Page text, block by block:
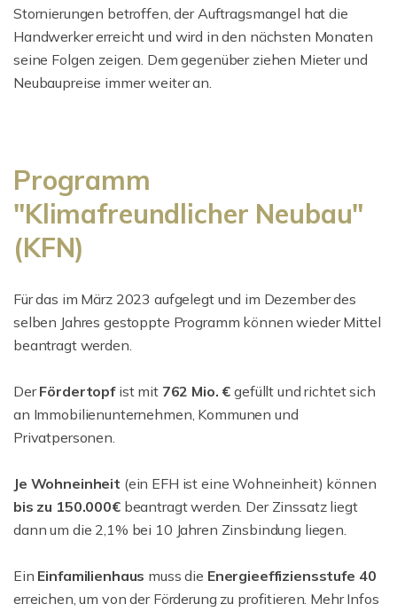
Stornierungen betroffen, der Auftragsmangel hat die
Handwerker erreicht und wird in den nächsten Monaten
seine Folgen zeigen. Dem gegenüber ziehen Mieter und
Neubaupreise immer weiter an.
Programm
"Klimafreundlicher Neubau"
(KFN)
Für das im März 2023 aufgelegt und im Dezember des
selben Jahres gestoppte Programm können wieder Mittel
beantragt werden.
DerFördertopfist mit 762 Mio. € gefüllt und richtet sich
an Immobilienunternehmen, Kommunen und
Privatpersonen.
Je Wohneinheit (ein EFH ist eine Wohneinheit) können
bis zu 150.000€beantragt werden. Der Zinssatz liegt
dann um die 2,1% bei 10 Jahren Zinsbindung liegen.
Ein Einfamilienhaus muss die Energieeffiziensstufe 40
erreichen, um von der Förderung zu profitieren. Mehr Infos